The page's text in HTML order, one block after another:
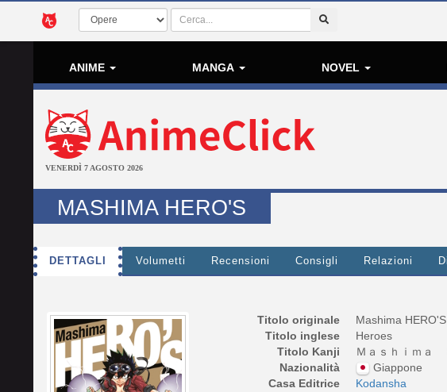
ANIME MANGA NOVEL
VENERDÌ 7 AGOSTO 2026
MASHIMA HERO'S
DETTAGLI Volumetti Recensioni Consigli Relazioni
Titolo originale
Mashima HERO'S
Titolo inglese
Heroes
Titolo Kanji
Ｍａｓｈｉｍａ
Nazionalità
Giappone
Casa Editrice
Kodansha